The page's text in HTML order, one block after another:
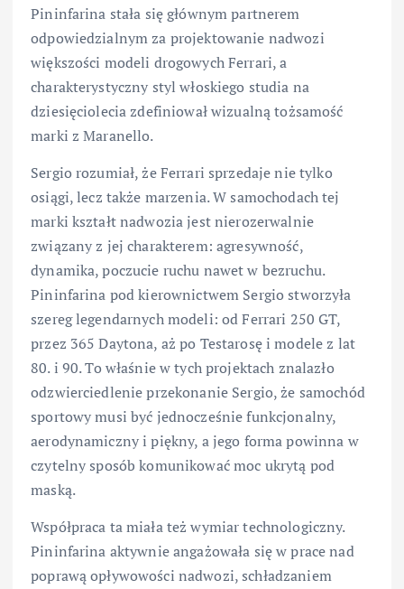
Pininfarina stała się głównym partnerem
odpowiedzialnym za projektowanie nadwozi
większości modeli drogowych Ferrari, a
charakterystyczny styl włoskiego studia na
dziesięciolecia zdefiniował wizualną tożsamość
marki z Maranello.
Sergio rozumiał, że Ferrari sprzedaje nie tylko
osiągi, lecz także marzenia. W samochodach tej
marki kształt nadwozia jest nierozerwalnie
związany z jej charakterem: agresywność,
dynamika, poczucie ruchu nawet w bezruchu.
Pininfarina pod kierownictwem Sergio stworzyła
szereg legendarnych modeli: od Ferrari 250 GT,
przez 365 Daytona, aż po Testarosę i modele z lat
80. i 90. To właśnie w tych projektach znalazło
odzwierciedlenie przekonanie Sergio, że samochód
sportowy musi być jednocześnie funkcjonalny,
aerodynamiczny i piękny, a jego forma powinna w
czytelny sposób komunikować moc ukrytą pod
maską.
Współpraca ta miała też wymiar technologiczny.
Pininfarina aktywnie angażowała się w prace nad
poprawą opływowości nadwozi, schładzaniem